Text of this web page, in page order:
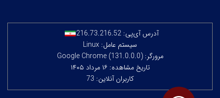
آدرس آی‌پی: 216.73.216.52
سیستم عامل: Linux
مرورگر: Google Chrome (131.0.0.0)
تاریخ مشاهده: ۱۶ مرداد ۱۴۰۵
کاربران آنلاین: 73